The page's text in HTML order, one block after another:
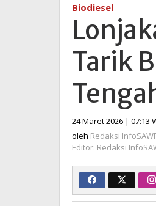
Biodiesel
Tarik
24 Maret 2026 | 07:13
oleh Redaksi
Editor: Redaksi